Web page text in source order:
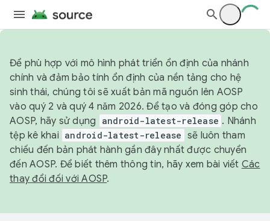
Để phù hợp với mô hình phát triển ổn định của nhánh
chính và đảm bảo tính ổn định của nền tảng cho hệ
sinh thái, chúng tôi sẽ xuất bản mã nguồn lên AOSP
vào quý 2 và quý 4 năm 2026. Để tạo và đóng góp cho
AOSP, hãy sử dụng
android-latest-release . Nhánh
tệp kê khai android-latest-release sẽ luôn tham
chiếu đến bản phát hành gần đây nhất được chuyển
đến AOSP. Để biết thêm thông tin, hãy xem bài viết Các
thay đổi đối với AOSP.